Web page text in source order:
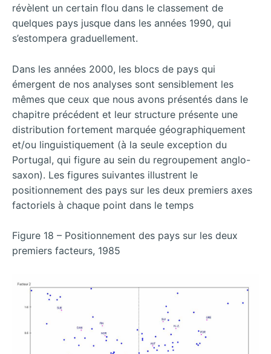
révèlent un certain flou dans le classement de
quelques pays jusque dans les années 1990, qui
s’estompera graduellement.
Dans les années 2000, les blocs de pays qui
émergent de nos analyses sont sensiblement les
mêmes que ceux que nous avons présentés dans le
chapitre précédent et leur structure présente une
distribution fortement marquée géographiquement
et/ou linguistiquement (à la seule exception du
Portugal, qui figure au sein du regroupement anglo-
saxon). Les figures suivantes illustrent le
positionnement des pays sur les deux premiers axes
factoriels à chaque point dans le temps
Figure 18 – Positionnement des pays sur les deux
premiers facteurs, 1985